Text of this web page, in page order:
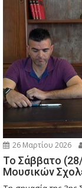
26 Μαρτίου 2026
Το Σάββατο
Μουσικών